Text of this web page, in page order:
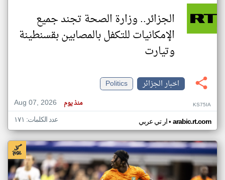
الجزائر.. وزارة الصحة تجند جميع
الإمكانيات للتكفل بالمصابين بقسنطينة
وتيارت
اخبار الجزائر
Politics
Aug 07, 2026
منذ يوم KS75IA
ار تي عربي• arabic.rt.com عدد الكلمات: ١٧١